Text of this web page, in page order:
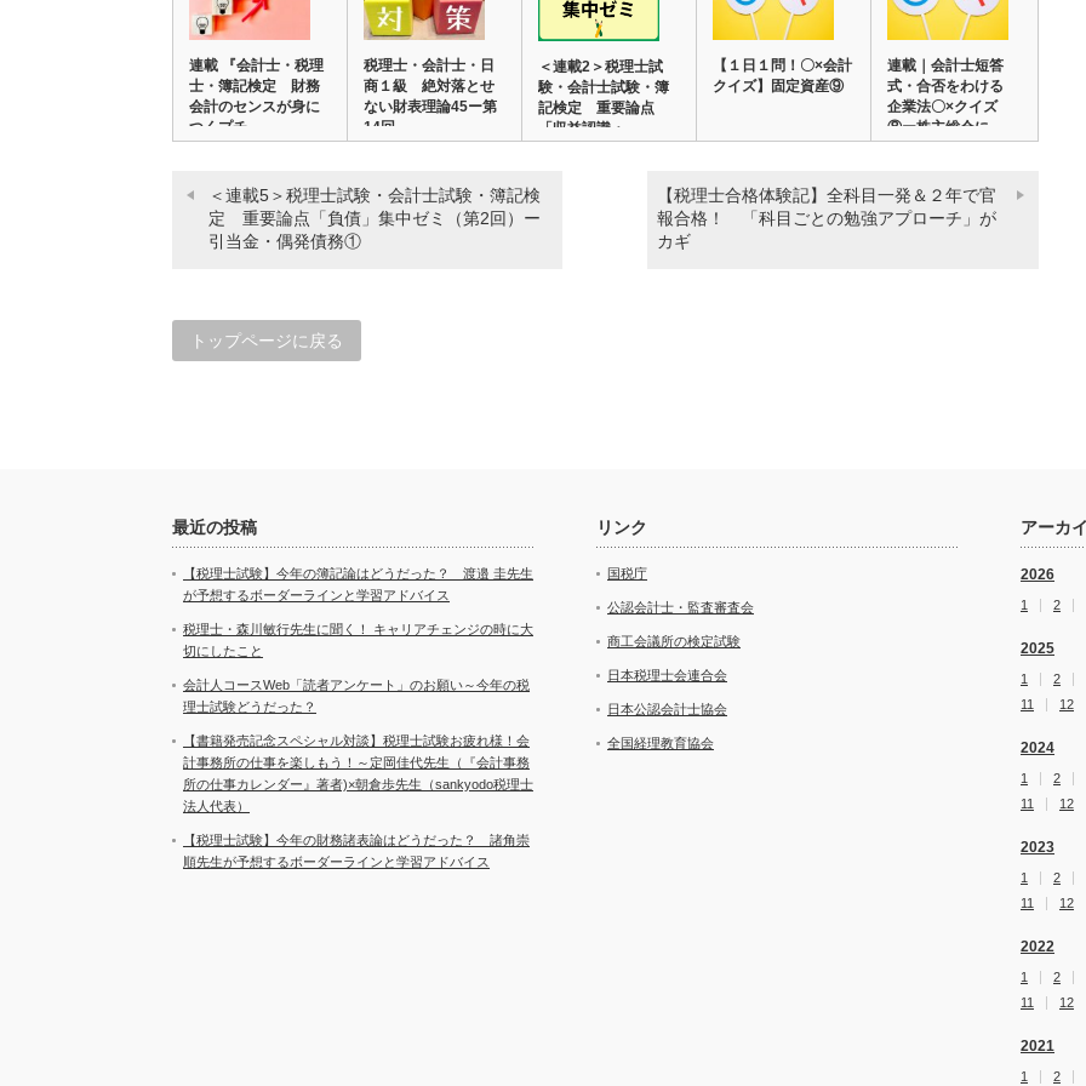
連載 『会計士・税理
士・簿記検定 財務
会計のセンスが身に
つくプチ…
税理士・会計士・日
商１級 絶対落とせ
ない財表理論45ー第
14回 …
＜連載2＞税理士試
験・会計士試験・簿
記検定 重要論点
「収益認識・…
【１日１問！〇×会計
クイズ】固定資産⑨
連載｜会計士短答
式・合否をわける
企業法〇×クイズ
⑧ー株主総会に
＜連載5＞税理士試験・会計士試験・簿記検
定 重要論点「負債」集中ゼミ（第2回）ー
引当金・偶発債務①
【税理士合格体験記】全科目一発＆２年で官
報合格！ 「科目ごとの勉強アプローチ」が
カギ
トップページに戻る
最近の投稿
【税理士試験】今年の簿記論はどうだった？ 渡邉 圭先生
が予想するボーダーラインと学習アドバイス
税理士・森川敏行先生に聞く！ キャリアチェンジの時に大
切にしたこと
会計人コースWeb「読者アンケート」のお願い～今年の税
理士試験どうだった？
【書籍発売記念スペシャル対談】税理士試験お疲れ様！会
計事務所の仕事を楽しもう！～定岡佳代先生（『会計事務
所の仕事カレンダー』著者)×朝倉歩先生（sankyodo税理士
法人代表）
【税理士試験】今年の財務諸表論はどうだった？ 諸角崇
順先生が予想するボーダーラインと学習アドバイス
リンク
国税庁
公認会計士・監査審査会
商工会議所の検定試験
日本税理士会連合会
日本公認会計士協会
全国経理教育協会
アーカ
2026
1 2
2025
1
2
11
12
2024
1
2
11
12
2023
1
2
11
12
2022
1
2
11
12
2021
1 2